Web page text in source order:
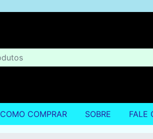
COMO COMPRAR SOBRE FALE